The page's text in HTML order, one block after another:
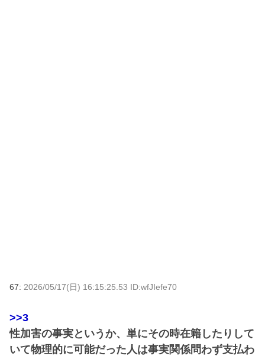
67: 2026/05/17(日) 16:15:25.53 ID:wfJIefe70
>>3
性加害の事実というか、単にその時在籍したりして
いて物理的に可能だった人は事実関係問わず支払わ